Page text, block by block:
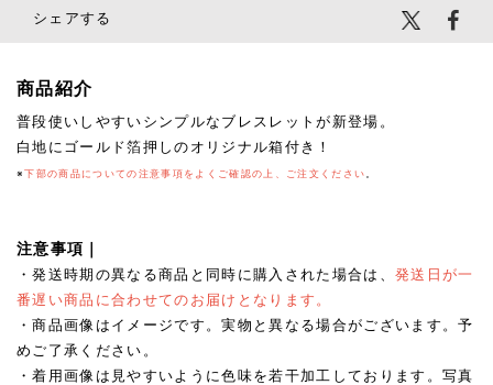
シェアする
商品紹介
普段使いしやすいシンプルなブレスレットが新登場。
白地にゴールド箔押しのオリジナル箱付き！
※下部の商品についての注意事項をよくご確認の上、ご注文ください 。
注意事項｜
・発送時期の異なる商品と同時に購入された場合は、 発送日が一
番遅い商品に合わせてのお届けとなります。
・商品画像はイメージです。実物と異なる場合がございます。予
めご了承ください。
・着用画像は見やすいように色味を若干加工しております。写真